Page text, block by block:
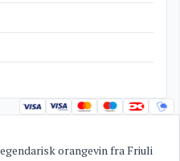
orangevin fra Friuli